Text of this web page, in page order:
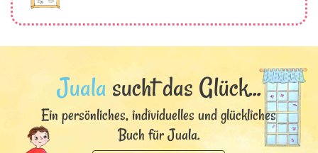
Juala sucht das Glück...
Ein persönliches, individuelles und glückliches
Buch für Juala.